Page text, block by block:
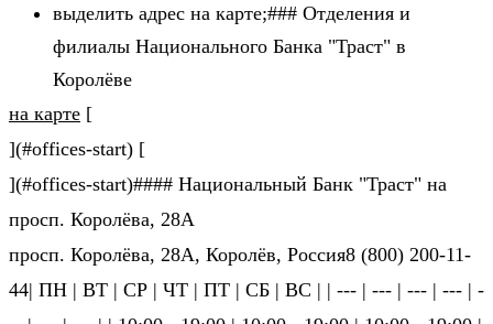
выделить адрес на карте;### Отделения и
филиалы Национального Банка "Траст" в
Королёве
на карте [
](#offices-start) [
](#offices-start)#### Национальный Банк "Траст" на
просп. Королёва, 28А
просп. Королёва, 28А, Королёв, Россия8 (800) 200-11-
44| ПН | ВТ | СР | ЧТ | ПТ | СБ | ВС | | --- | --- | --- | --- | -